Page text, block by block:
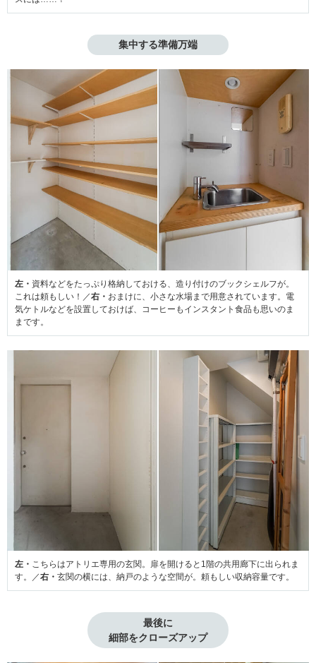
集中する準備万端
左・ 資料などをたっぷり格納しておける、造り付けのブックシェルフが。
これは頼もしい！／右・ おまけに、小さな水場まで用意されています。電
気ケトルなどを設置しておけば、コーヒーもインスタント食品も思いのま
まです。
左・ こちらはアトリエ専用の玄関。扉を開けると1階の共用廊下に出られま
す。／右・ 玄関の横には、納戸のような空間が。頼もしい収納容量です。
最後に
細部をクローズアップ